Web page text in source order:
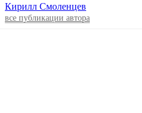
Кирилл Смоленцев
все публикации автора